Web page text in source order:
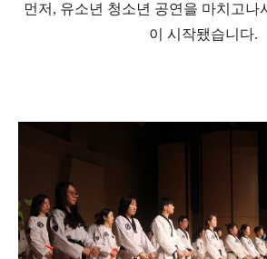
먼저, 유소년 청소년 공연을 마치고나
이 시작됐습니다.